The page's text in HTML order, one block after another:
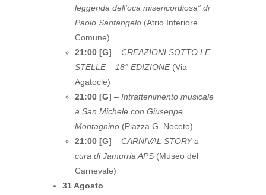
leggenda dell’oca misericordiosa” di
Paolo Santangelo (Atrio Inferiore
Comune)
21:00 [G] – CREAZIONI SOTTO LE
STELLE – 18° EDIZIONE(Via
Agatocle)
21:00 [G] – Intrattenimento musicale
a San Michele con Giuseppe
Montagnino (Piazza G. Noceto)
21:00 [G] – CARNIVAL STORY a
cura di Jamurria APS (Museo del
Carnevale)
31 Agosto